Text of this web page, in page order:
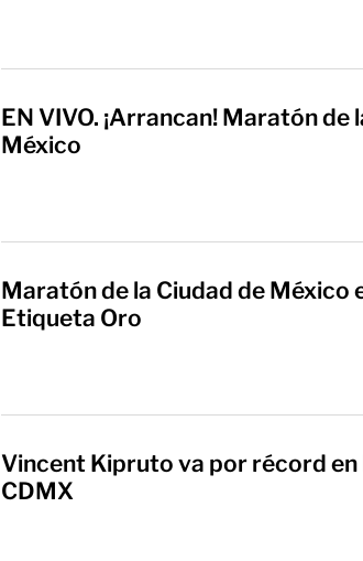
EN VIVO. ¡Arrancan! Maratón de
México
Maratón de la Ciudad de México
Etiqueta Oro
Vincent Kipruto va por récord en
CDMX